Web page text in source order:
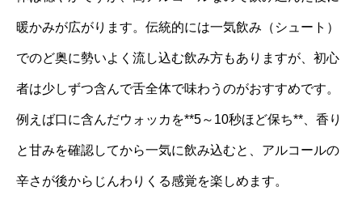
暖かみが広がります。伝統的には一気飲み（シュート）
でのど奥に勢いよく流し込む飲み方もありますが、初心
者は少しずつ含んで舌全体で味わうのがおすすめです。
例えば口に含んだウォッカを**5～10秒ほど保ち**、香り
と甘みを確認してから一気に飲み込むと、アルコールの
辛さが後からじんわりくる感覚を楽しめます。